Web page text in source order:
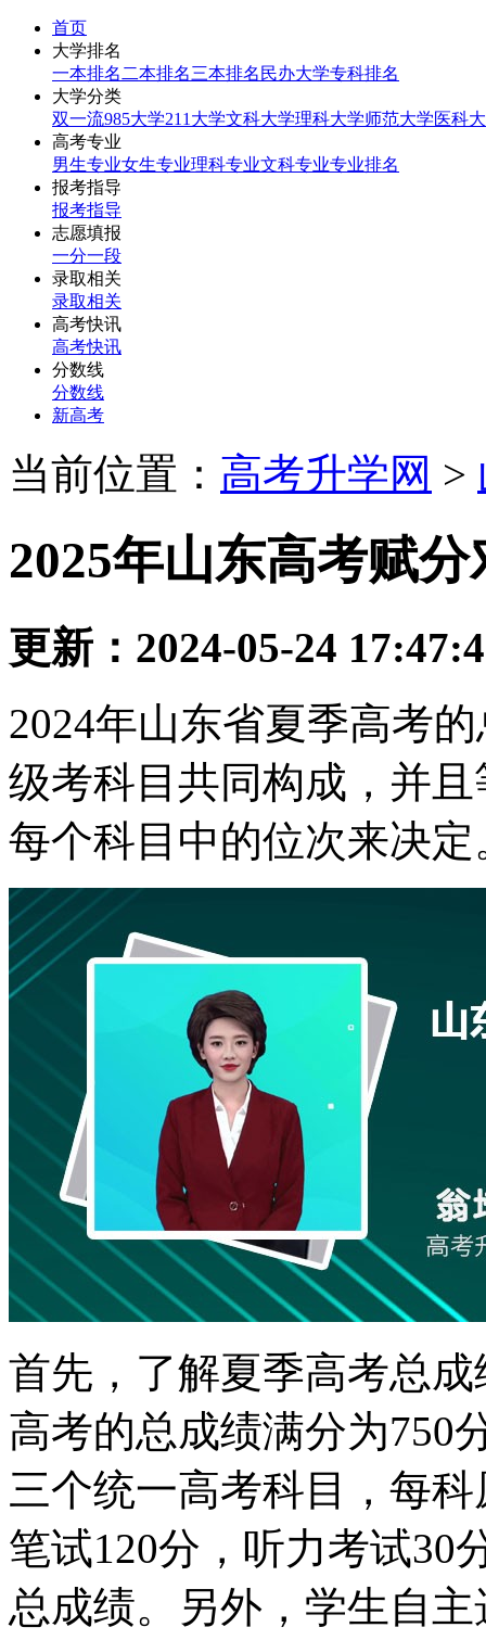
首页
大学排名
一本排名 二本排名三本排名 民办大学专科排名
大学分类
双一流985大学211大学文科大学理科大学师范大学医科
高考专业
男生专业女生专业理科专业文科专业专业排名
报考指导
报考指导
志愿填报
一分一段
录取相关
录取相关
高考快讯
高考快讯
分数线
分数线
新高考
当前位置： 高考升学网 >
2025年山东高考赋
更新：2024-05-24
2024年山东省夏季高考
级考科目共同构成，并
每个科目中的位次来决定
首先，了解夏季高考总
高考的总成绩满分为750
三个统一高考科目，每
笔试120分，听力考试30
总成绩。另外，学生自